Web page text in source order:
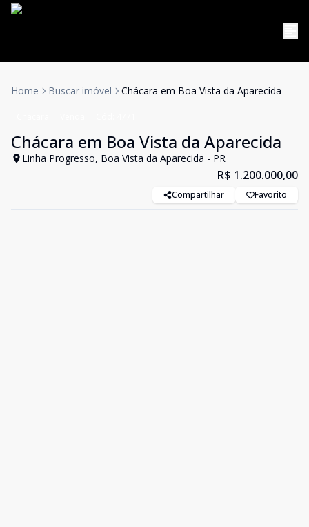
Home Buscar imóvel Chácara em Boa Vista da Aparecida
Chácara em Boa Vista da Aparecida
Linha Progresso, Boa Vista da Aparecida - PR
R$ 1.200.000,00
Compartilhar Favorito